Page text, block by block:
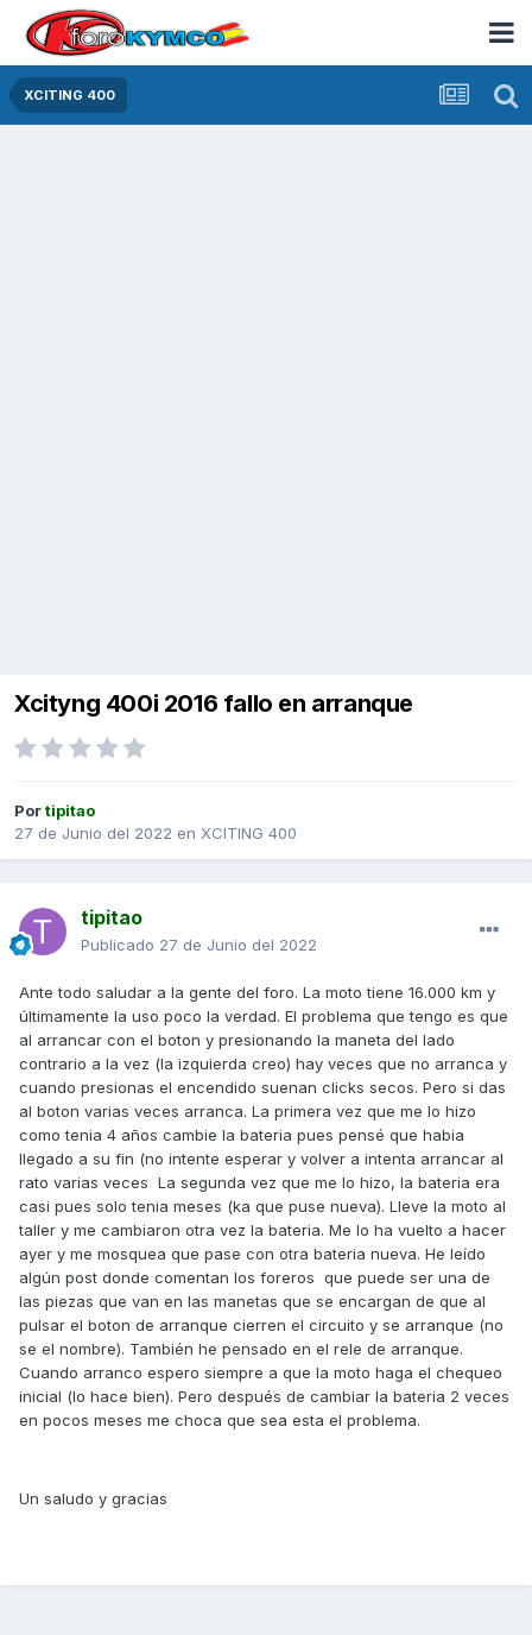
XCITING 400
Xcityng 400i 2016 fallo en arranque
Portipitao
27 de Junio del 2022 en XCITING 400
tipitao
Publicado 27 de Junio del 2022
Ante todo saludar a la gente del foro. La moto tiene 16.000 km y
últimamente la uso poco la verdad. El problema que tengo es que
al arrancar con el boton y presionando la maneta del lado
contrario a la vez (la izquierda creo) hay veces que no arranca y
cuando presionas el encendido suenan clicks secos. Pero si das
al boton varias veces arranca. La primera vez que me lo hizo
como tenia 4 años cambie la bateria pues pensé que habia
llegado a su fin (no intente esperar y volver a intenta arrancar al
rato varias veces La segunda vez que me lo hizo, la bateria era
casi pues solo tenia meses (ka que puse nueva). Lleve la moto al
taller y me cambiaron otra vez la bateria. Me lo ha vuelto a hacer
ayer y me mosquea que pase con otra bateria nueva. He leído
algún post donde comentan los foreros que puede ser una de
las piezas que van en las manetas que se encargan de que al
pulsar el boton de arranque cierren el circuito y se arranque (no
se el nombre). También he pensado en el rele de arranque.
Cuando arranco espero siempre a que la moto haga el chequeo
inicial (lo hace bien). Pero después de cambiar la bateria 2 veces
en pocos meses me choca que sea esta el problema.
Un saludo y gracias